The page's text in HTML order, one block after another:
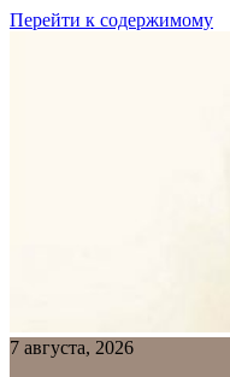
Перейти к содержимому
7 августа, 2026